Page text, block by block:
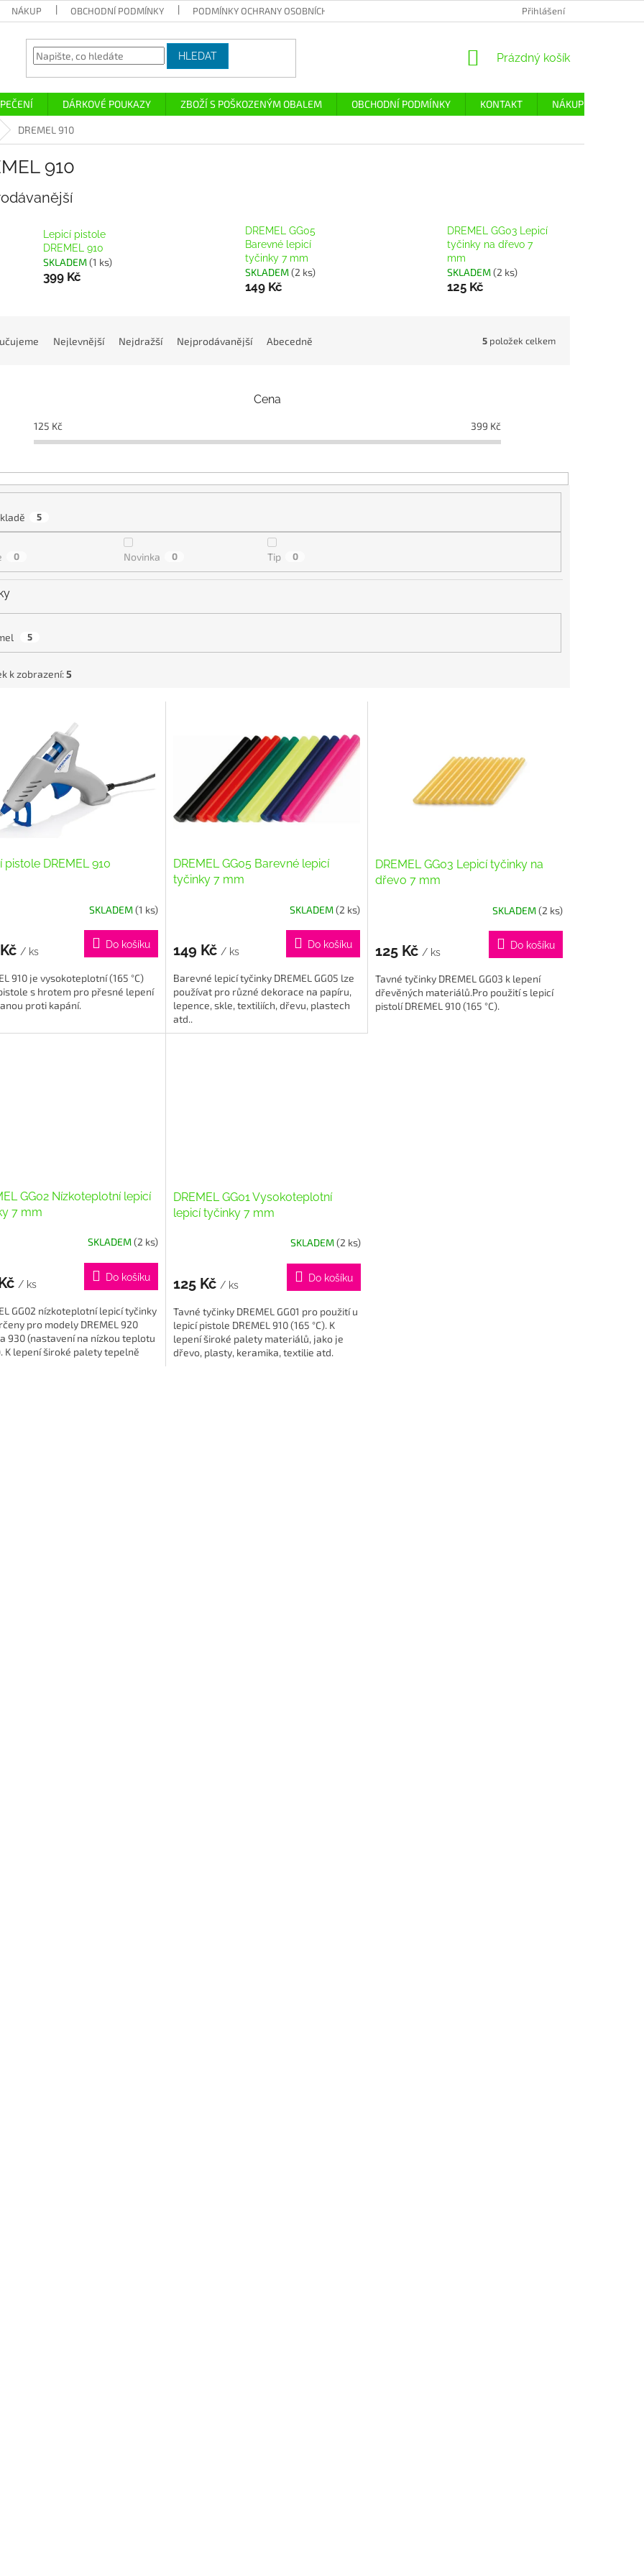
NÁKUP OBCHODNÍ PODMÍNKY PODMÍNKY OCHRANY OSOBNÍCH ÚDAJŮ Přihlášení
HLEDAT
NÁKUPNÍ
Prázdný košík
DÁRKOVÉ POUKAZY ZBOŽÍ S POŠKOZENÝM OBALEM OBCHODNÍ PODMÍNKY KONTAKT NÁKUP
DREMEL 910
910
Lepicí pistole
DREMEL 910
SKLADEM(1 ks)
399 Kč
DREMEL GG05
Barevné lepicí
tyčinky 7 mm
SKLADEM(2 ks)
149 Kč
DREMEL GG03 Lepicí
tyčinky na dřevo 7
mm
SKLADEM(2 ks)
125 Kč
Nejlevnější Nejdražší Nejprodávanější Abecedně 5 položek celkem
Cena
125 Kč 399 Kč
5
0 Novinka 0 Tip 0
5
k zobrazení:5
pistole DREMEL 910
SKLADEM(1 ks)
/ ks
Do košíku
910 je vysokoteplotní (165 °C)
s hrotem pro přesné lepení
proti kapání.
DREMEL GG05 Barevné lepicí
tyčinky 7 mm
SKLADEM(2 ks)
149 Kč / ks
Do košíku
Barevné lepicí tyčinky DREMEL GG05 lze
používat pro různé dekorace na papíru,
lepence, skle, textiliích, dřevu, plastech
atd..
DREMEL GG03 Lepicí tyčinky na
dřevo 7 mm
SKLADEM(2 ks)
125 Kč / ks
Do košíku
Tavné tyčinky DREMEL GG03 k lepení
dřevěných materiálů.Pro použití s lepicí
pistolí DREMEL 910 (165 °C).
GG02 Nízkoteplotní lepicí
7 mm
SKLADEM(2 ks)
/ ks
Do košíku
GG02 nízkoteplotní lepicí tyčinky
pro modely DREMEL 920
a 930 (nastavení na nízkou teplotu
K lepení široké palety tepelně
DREMEL GG01 Vysokoteplotní
lepicí tyčinky 7 mm
SKLADEM(2 ks)
125 Kč / ks
Do košíku
Tavné tyčinky DREMEL GG01 pro použití u
lepicí pistole DREMEL 910 (165 °C). K
lepení široké palety materiálů, jako je
dřevo, plasty, keramika, textilie atd.